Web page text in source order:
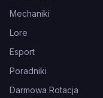
Mechaniki
Lore
Esport
Poradniki
Darmowa Rotacja